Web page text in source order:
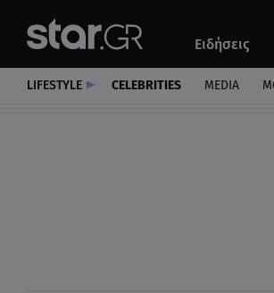
Ειδήσεις
Αυτοκίνητο
LIFESTYLE CELEBRITIES MEDIA